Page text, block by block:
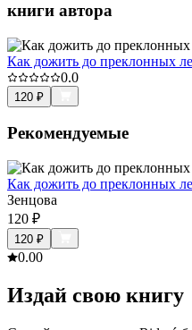
книги автора
Как дожить до преклонных
0.0
120 ₽
Рекомендуемые
Как дожить до преклонных
Зенцова
120 ₽
120 ₽
0.00
Издай свою книгу